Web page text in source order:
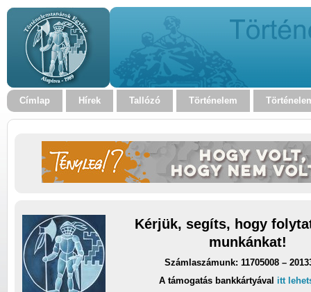
Címlap Hírek Tallózó Történelem
Kérjük, segíts, hogy
munkánkat!
Számlaszámunk: 11705008 –
A támogatás bankkártyával itt